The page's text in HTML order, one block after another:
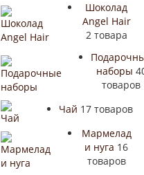
Шоколад
Angel Hair
2 товара
наборы
товаров
Чай 17 товаров
Мармелад
и нуга 16
товаров